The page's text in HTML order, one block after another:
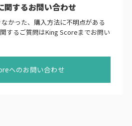
するお問い合わせ
かった、購入方法に不明点がある
するご質問はKing Scoreまでお問い
へのお問い合わせ